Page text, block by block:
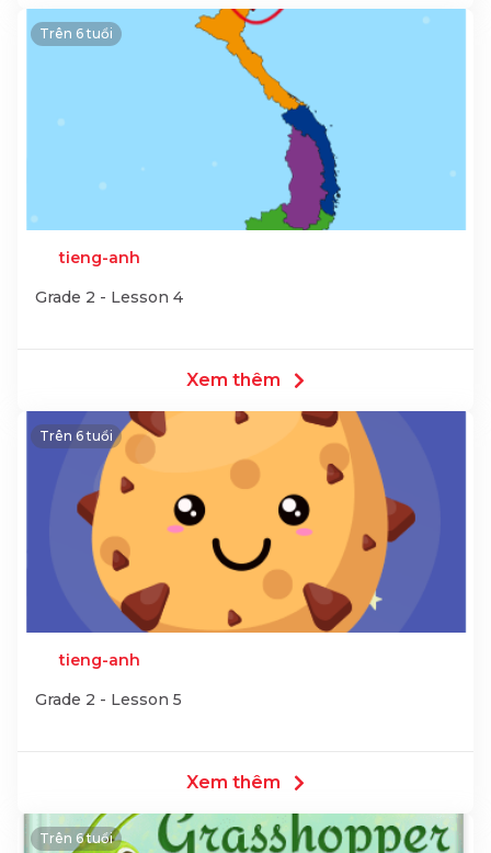
Trên 6 tuổi
tieng-anh
Grade 2 - Lesson 4
Xem thêm
Trên 6 tuổi
tieng-anh
Grade 2 - Lesson 5
Xem thêm
Trên 6 tuổi